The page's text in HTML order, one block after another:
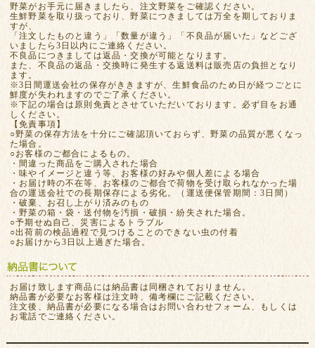
野菜がお手元に届きましたら、注文野菜をご確認ください。
生鮮野菜を取り扱っており、野菜につきましては万全を期しておりま
すが、
「注文したものと違う」「数量が違う」「不良品が届いた」などござ
いましたら3日以内にご連絡ください。
不良品につきましては返品・交換が可能となります。
また、不良品の返品・交換時に発生する返送料は販売店の負担となり
ます。
※3日間運送会社の保存がききますが、生鮮食品のため日が経つごとに
鮮度が失われますのでご了承ください。
※下記の場合は原則免責とさせていただいております。必ず目をお通
しください。
【免責事項】
○野菜の保存方法を十分にご確認頂いておらず、野菜の品質が悪くなっ
た場合。
○お客様のご都合によるもの。
・間違った商品をご購入された場合
・味やイメージと違う等、お客様の好みや個人差による場合
・お届け時の不在等、お客様のご都合で荷物を受け取られなかった場
合の運送会社での長期保存による劣化。（運送便保管期間：3日間）
・破棄、お召し上がり済みのもの
・野菜の箱・袋・送付物を汚損・破損・紛失された場合。
○予期せぬ自己、災害によるトラブル
○出荷前の検品過程で見つけることのできない虫の付着
○お届けから3日以上過ぎた場合。
お届け致します商品には納品書は同梱されておりません。
納品書が必要なお客様は注文時、備考欄にご記載ください。
注文後、納品書が必要になる場合はお問い合わせフォーム、もしくは
お電話でご連絡ください。